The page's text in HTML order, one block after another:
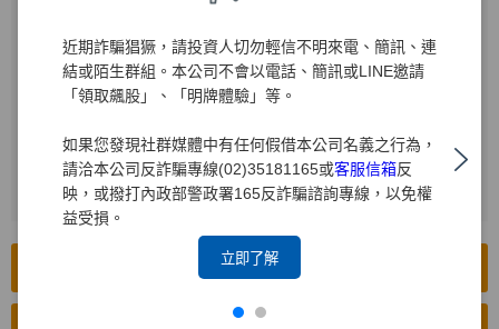
近期詐騙猖獗，請投資人切勿輕信不明來電、簡訊、連
結或陌生群組。本公司不會以電話、簡訊或LINE邀請
「領取飆股」、「明牌體驗」等。
如果您發現社群媒體中有任何假借本公司名義之行為，
請洽本公司反詐騙專線(02)35181165或客服信箱反
映，或撥打內政部警政署165反詐騙諮詢專線，以免權
益受損。
立即了解
公開資訊觀測站
進入公開資訊觀測站後
1 輸入公司代碼：000980
2 按下[搜尋]
前往公開資訊觀測站(中文版)